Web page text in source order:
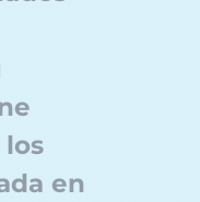
en